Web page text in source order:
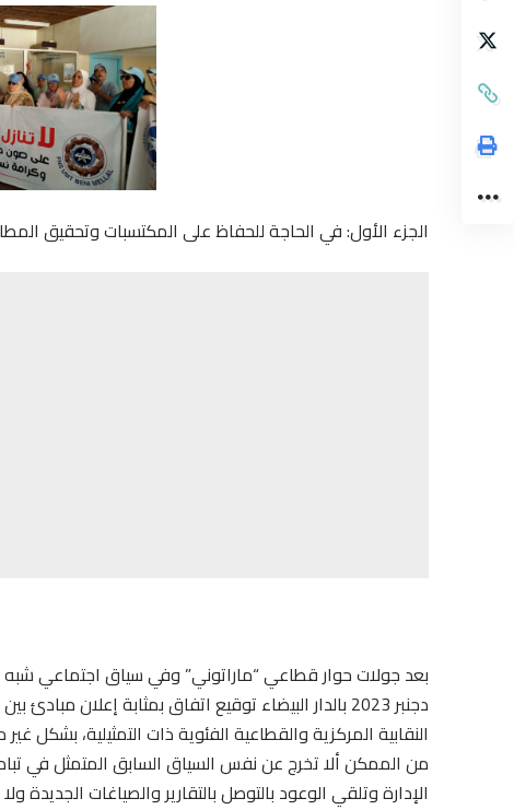
الجزء الأول: في الحاجة للحفاظ على المكتسبات وتحقيق
دجنبر 2023 بالدار البيضاء توقيع اتفاق بمثابة إعلان
النقابية المركزية والقطاعية الفئوية ذات التمثيلية، بشكل
من الممكن ألا تخرج عن نفس السياق السابق المتمثل في
الإدارة وتلقي الوعود بالتوصل بالتقارير والصياغات الجديدة